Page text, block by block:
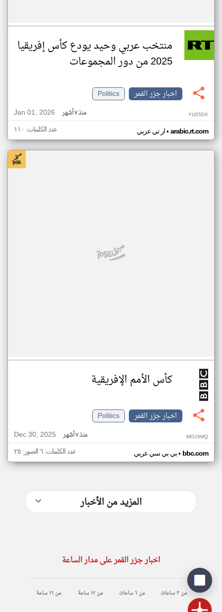
منتخب عربي وحيد يودع كأس إفريقيا
2025 من دور المجموعات
اخبار جزر القمر
Politics
Jan 01, 2026
منذ ٧ أشهر YU55DX
ار تي عربي• arabic.rt.com عدد الكلمات: ١١٠
كأس الأمم الإفريقية
اخبار جزر القمر
Politics
Dec 30, 2025
منذ ٧ أشهر MO29MQ
بي بي سي عربي• bbc.com عدد الكلمات: ٦ الصور: ٢٥
المزيد من الأخبار
اخبار جزر القمر على مدار الساعة
من ٣ ساعات من ٦ ساعات من ١٢ ساعة من ١٦ ساعة